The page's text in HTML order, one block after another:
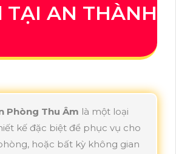
TẠI AN THÀNH
Phòng Thu Âm là một loại
kế đặc biệt để phục vụ cho
hoặc bất kỳ không gian